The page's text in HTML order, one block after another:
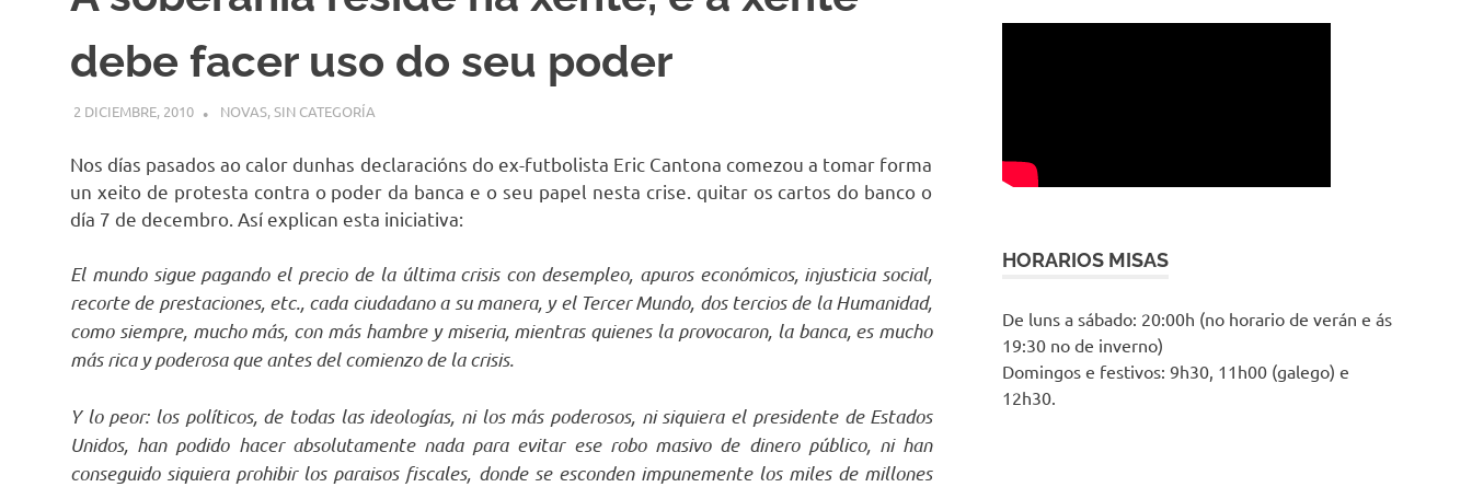
debe facer uso do seu poder
2 DICIEMBRE, 2010 DESARROLLO
NOVAS,SIN CATEGORÍA
Nos días pasados ao calor dunhas declaracións do ex-futbolista Eric Cantona comezou a tomar forma
un xeito de protesta contra o poder da banca e o seu papel nesta crise. quitar os cartos do banco o
día 7 de decembro. Así explican esta iniciativa:
El mundo sigue pagando el precio de la última crisis con desempleo, apuros económicos, injusticia social,
recorte de prestaciones, etc., cada ciudadano a su manera, y el Tercer Mundo, dos tercios de la Humanidad,
como siempre, mucho más, con más hambre y miseria, mientras quienes la provocaron, la banca, es mucho
más rica y poderosa que antes del comienzo de la crisis.
Y lo peor: los políticos, de todas las ideologías, ni los más poderosos, ni siquiera el presidente de Estados
Unidos, han podido hacer absolutamente nada para evitar ese robo masivo de dinero público, ni han
conseguido siquiera prohibir los paraisos fiscales, donde se esconden impunemente los miles de millones
HORARIOS MISAS
De luns a sábado: 20:00h (no horario de verán e ás
19:30 no de inverno)
Domingos e festivos: 9h30, 11h00 (galego) e
12h30.